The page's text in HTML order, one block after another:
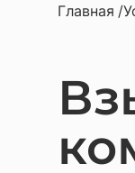
Главная